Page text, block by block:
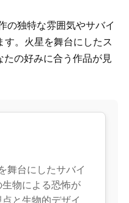
の独特な雰囲気やサバイ
。火星を舞台にしたス
の好みに合う作品が見
舞台にしたサバイ
物による恐怖が
と生物的デザイ